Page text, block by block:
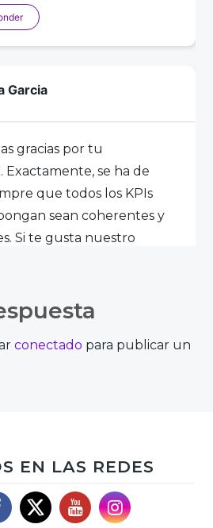
Garcia
gracias por tu
Exactamente, se ha de
que todos los KPIs
sean coherentes y
Si te gusta nuestro
conectado para publicar un
EN LAS REDES
X YouTubeInstagram